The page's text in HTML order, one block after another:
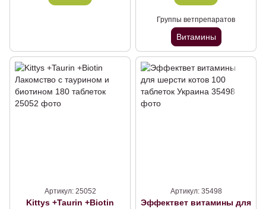
Группы ветпрепаратов
Витамины
Артикул: 25052
Kittys +Taurin +Biotin
Артикул: 35498
Эффектвет витамины для